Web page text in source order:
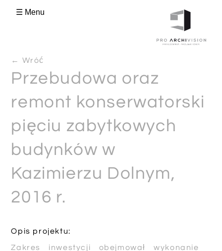
☰ Menu
← Wróć
Przebudowa oraz
remont konserwatorski
pięciu zabytkowych
budynków w
Kazimierzu Dolnym,
2016 r.
Opis projektu:
Zakres inwestycji obejmował wykonanie